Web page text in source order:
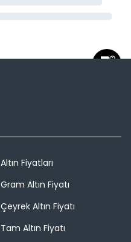
Altın Fiyatları
Gram Altın Fiyatı
Çeyrek Altın Fiyatı
Tam Altın Fiyatı